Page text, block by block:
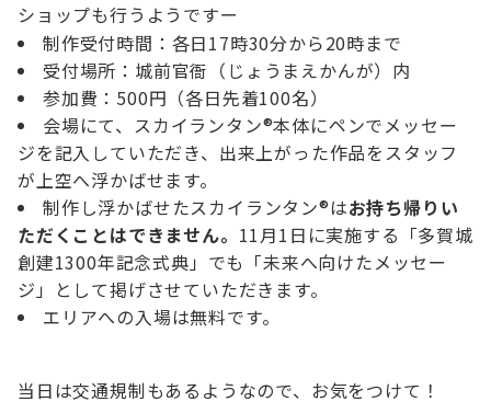
ショップも行うようですー
制作受付時間：各日17時30分から20時まで
受付場所：城前官衙（じょうまえかんが）内
参加費：500円（各日先着100名）
会場にて、スカイランタン®本体にペンでメッセー
ジを記入していただき、出来上がった作品をスタッフ
が上空へ浮かばせます。
制作し浮かばせたスカイランタン®はお持ち帰りい
ただくことはできません。 11月1日に実施する「多賀城
創建1300年記念式典」でも「未来へ向けたメッセー
ジ」として掲げさせていただきます。
エリアへの入場は無料です。
当日は交通規制もあるようなので、お気をつけて！